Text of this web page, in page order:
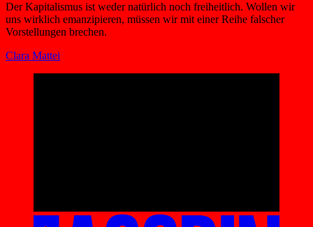
Der Kapitalismus ist weder natürlich noch freiheitlich. Wollen wir
uns wirklich emanzipieren, müssen wir mit einer Reihe falscher
Vorstellungen brechen.
Clara Mattei